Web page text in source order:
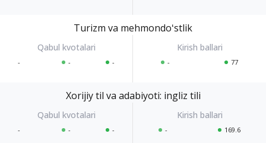
Turizm va mehmondoʻstlik
- - - - 77
Xorijiy til va adabiyoti: ingliz tili
- - - - 169.6